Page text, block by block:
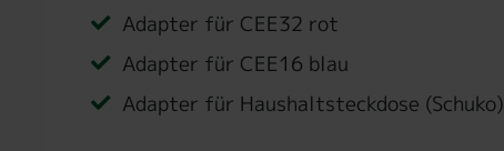
Adapter für CEE32 rot
Adapter für CEE16 blau
Adapter für Haushaltsteckdose (Schuko)